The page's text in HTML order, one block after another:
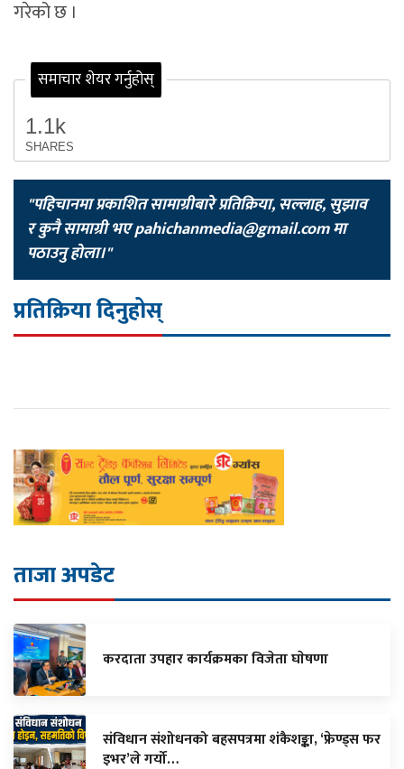
गरेको छ ।
समाचार शेयर गर्नुहोस्
1.1k
SHARES
"पहिचानमा प्रकाशित सामाग्रीबारे प्रतिक्रिया, सल्लाह, सुझाव
र कुनै सामाग्री भएpahichanmedia@gmail.comमा
पठाउनु होला।"
प्रतिक्रिया दिनुहोस्
ताजा अपडेट
करदाता उपहार कार्यक्रमका विजेता घाेषणा
संविधान संशोधनको बहसपत्रमा शंकैशङ्का, ‘फ्रेण्ड्स फर
इभर’ले गर्यो…